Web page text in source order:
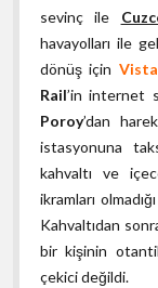
sevinç ile
havayolları ile
dönüş için
Rail’in internet
Poroy’dan
istasyonuna
kahvaltı ve
ikramları
Kahvaltıdan
bir kişinin
çekici değildi.